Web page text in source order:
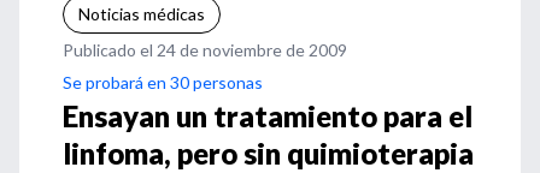
Noticias médicas
Publicado el 24 de noviembre de 2009
Se probará en 30 personas
Ensayan un tratamiento para el
linfoma, pero sin quimioterapia